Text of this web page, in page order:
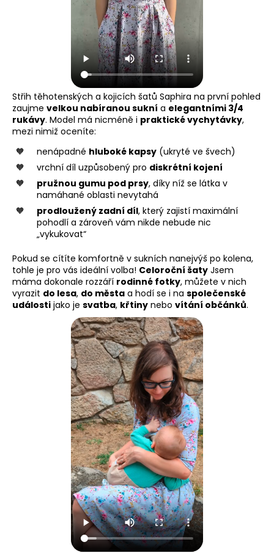
Střih těhotenských a kojicích šatů Saphira na první pohled
zaujme velkou nabíranou sukní a elegantními 3/4
rukávy. Model má nicméně i praktické vychytávky,
mezi nimiž oceníte:
nenápadné hluboké kapsy (ukryté ve švech)
vrchní díl uzpůsobený pro diskrétní kojení
pružnou gumu pod prsy, díky níž se látka v
namáhané oblasti nevytahá
prodloužený zadní díl, který zajistí maximální
pohodlí a zároveň vám nikde nebude nic
„vykukovat“
Pokud se cítíte komfortně v sukních nanejvýš po kolena,
tohle je pro vás ideální volba! Celoroční šaty Jsem
máma dokonale rozzáří rodinné fotky, můžete v nich
vyrazit do lesa, do města a hodí se i na společenské
události jako je svatba, křtiny nebo vítání občánků.